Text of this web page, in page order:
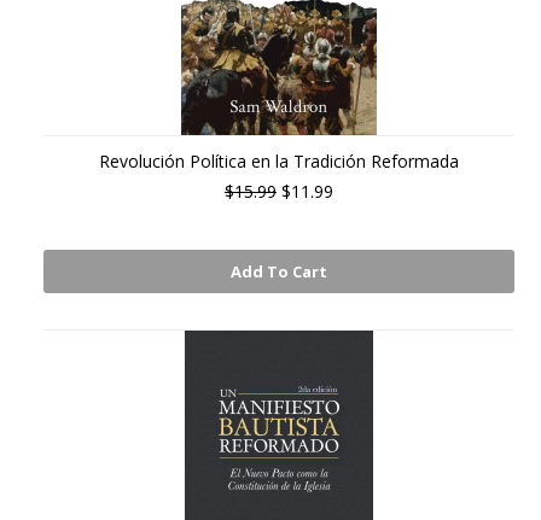
Revolución Política en la Tradición Reformada
$15.99 $11.99
Add To Cart